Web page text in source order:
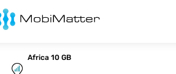
Africa 10 GB